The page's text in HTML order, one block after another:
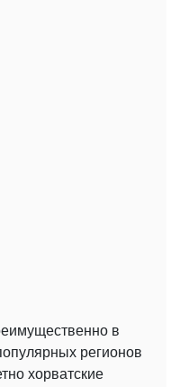
в
регионов
хорватские